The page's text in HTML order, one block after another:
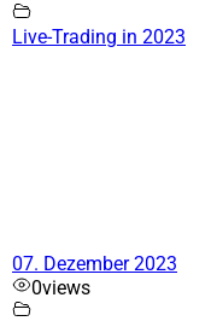
Live-Trading in 2023
07. Dezember 2023
0views